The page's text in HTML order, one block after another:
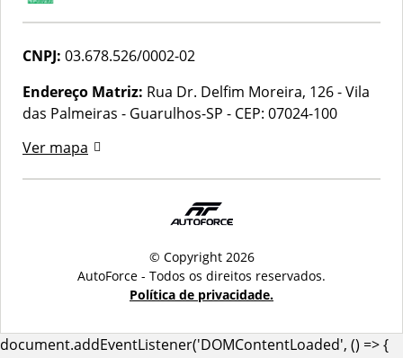
CNPJ: 03.678.526/0002-02
Endereço Matriz: Rua Dr. Delfim Moreira, 126 - Vila
das Palmeiras - Guarulhos-SP - CEP: 07024-100
Ver mapa
© Copyright 2026
AutoForce - Todos os direitos reservados.
Política de privacidade.
document.addEventListener('DOMContentLoaded', () => {